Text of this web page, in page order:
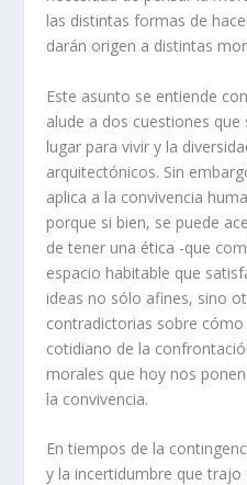
las distintas formas de
darán origen a distintas
Este asunto se entiende
alude a dos cuestiones
lugar para vivir y la
arquitectónicos. Sin
aplica a la convivencia
porque si bien, se puede
de tener una ética -que
espacio habitable que
ideas no sólo afines, sino
contradictorias sobre cómo
cotidiano de la
morales que hoy nos
la convivencia.
En tiempos de la
y la incertidumbre que trajo